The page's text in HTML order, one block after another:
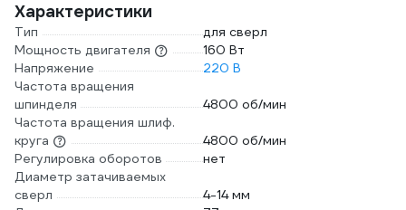
Характеристики
Тип
для сверл
Мощность двигателя
160 Вт
Напряжение
220 В
Частота вращения
шпинделя
4800 об/мин
Частота вращения шлиф.
круга
4800 об/мин
Регулировка оборотов
нет
Диаметр затачиваемых
сверл
4-14 мм